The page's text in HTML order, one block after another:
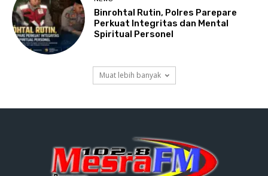
Binrohtal Rutin, Polres Parepare
Perkuat Integritas dan Mental
Spiritual Personel
Muat lebih banyak